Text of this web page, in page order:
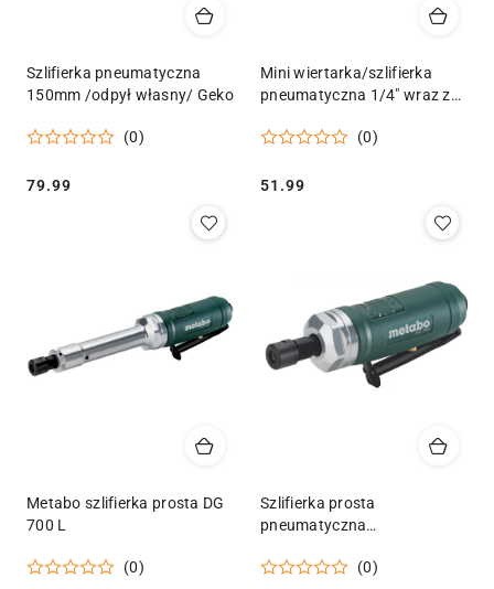
Szlifierka pneumatyczna
150mm /odpył własny/ Geko
(0)
Cena:
79.99
Mini wiertarka/szlifierka
pneumatyczna 1/4" wraz z
(0)
Cena:
51.99
Metabo szlifierka prosta DG
700 L
(0)
Szlifierka prosta
pneumatyczna
700
(0)